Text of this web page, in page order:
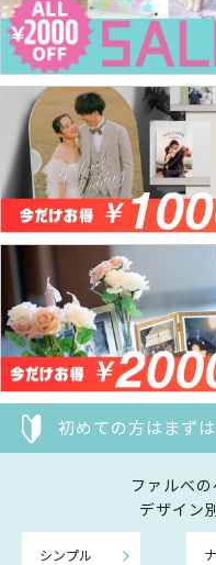
初めての方はまず
ファルべ
デザイン
シンプル